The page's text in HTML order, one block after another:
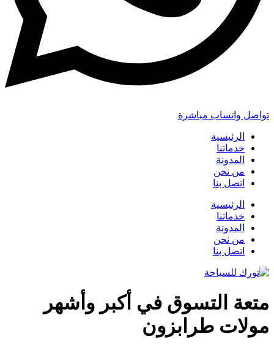
تواصل واتساب مباشرة
الرئيسية
خدماتنا
المدونة
من نحن
اتصل بنا
الرئيسية
خدماتنا
المدونة
من نحن
اتصل بنا
متعة التسوق في أكبر وأشهر
مولات طرابزون